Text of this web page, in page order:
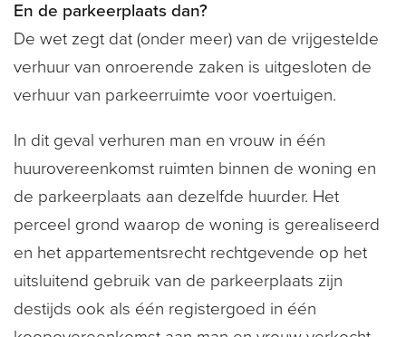
En de parkeerplaats dan?
De wet zegt dat (onder meer) van de vrijgestelde
verhuur van onroerende zaken is uitgesloten de
verhuur van parkeerruimte voor voertuigen.
In dit geval verhuren man en vrouw in één
huurovereenkomst ruimten binnen de woning en
de parkeerplaats aan dezelfde huurder. Het
perceel grond waarop de woning is gerealiseerd
en het appartementsrecht rechtgevende op het
uitsluitend gebruik van de parkeerplaats zijn
destijds ook als één registergoed in één